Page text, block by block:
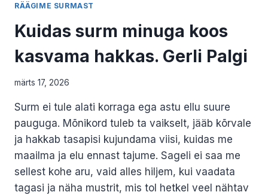
RÄÄGIME SURMAST
Kuidas surm minuga koos
kasvama hakkas. Gerli Palgi
märts 17, 2026
Surm ei tule alati korraga ega astu ellu suure
pauguga. Mõnikord tuleb ta vaikselt, jääb kõrvale
ja hakkab tasapisi kujundama viisi, kuidas me
maailma ja elu ennast tajume. Sageli ei saa me
sellest kohe aru, vaid alles hiljem, kui vaadata
tagasi ja näha mustrit, mis tol hetkel veel nähtav